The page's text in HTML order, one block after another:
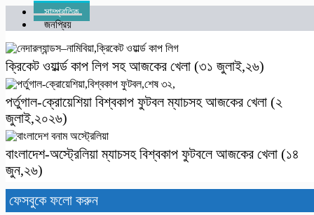
সাম্প্রতিক
জনপ্রিয়
ক্রিকেট ওয়ার্ল্ড কাপ লিগ সহ আজকের খেলা (৩১ জুলাই,২৬)
পর্তুগাল-ক্রোয়েশিয়া বিশ্বকাপ ফুটবল ম্যাচসহ আজকের খেলা (২
জুলাই,২০২৬)
বাংলাদেশ-অস্ট্রেলিয়া ম্যাচসহ বিশ্ব‌কাপ ফুটবলে আজকের খেলা (১৪
জুন,২৬)
ফেসবুকে ফলো করুন